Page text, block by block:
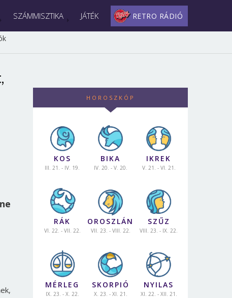
SZÁMMISZTIKA JÁTÉK RETRO RÁDIÓ
HOROSZKÓP
KOS
III. 21. - IV. 19.
BIKA
IV. 20. - V. 20.
IKREK
V. 21. - VI. 21.
RÁK
VI. 22. - VII. 22.
OROSZLÁN
VII. 23. - VIII. 22.
SZŰZ
VIII. 23. - IX. 22.
MÉRLEG
IX. 23. - X. 22.
SKORPIÓ
X. 23. - XI. 21.
NYILAS
XI. 22. - XII. 21.